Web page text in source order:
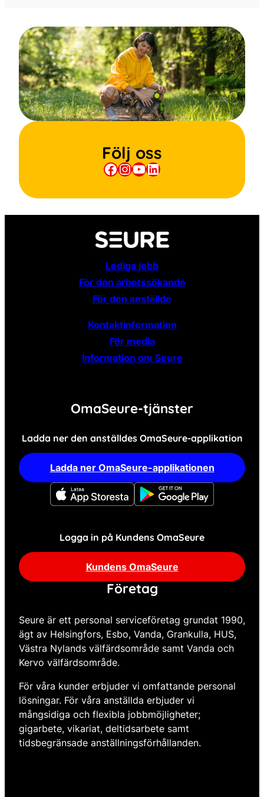
Följ oss
Facebook
Instagram
YouTube
LinkedIn
Lediga jobb
För den arbetssökande
För den anställde
Kontaktinformation
För media
Information om Seure
OmaSeure-tjänster
Ladda ner den anställdes OmaSeure-applikation
Ladda ner OmaSeure-applikationen
Logga in på Kundens OmaSeure
Kundens OmaSeure
Företag
Seure är ett personal serviceföretag grundat 1990,
ägt av Helsingfors, Esbo, Vanda, Grankulla, HUS,
Västra Nylands välfärdsområde samt Vanda och
Kervo välfärdsområde.
För våra kunder erbjuder vi omfattande personal
lösningar. För våra anställda erbjuder vi
mångsidiga och flexibla jobbmöjligheter;
gigarbete, vikariat, deltidsarbete samt
tidsbegränsade anställningsförhållanden.